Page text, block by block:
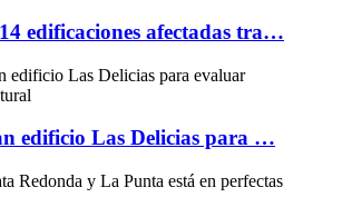
edificaciones afectadas tra…
edificio Las Delicias para …